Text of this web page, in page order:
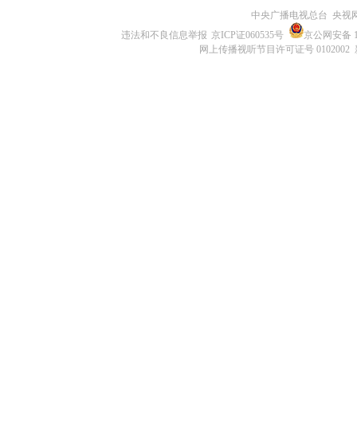
中央广播电视总台 央视
违法和不良信息举报 京ICP证060535号
京公网安备
网上传播视听节目许可证号 0102002